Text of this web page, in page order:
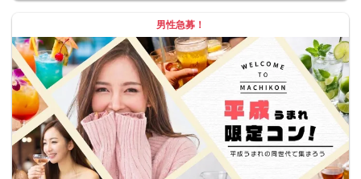
男性急募！